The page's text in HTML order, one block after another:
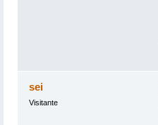
sei
Visitante